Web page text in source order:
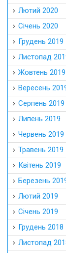
Лютий 2020
Січень 2020
Грудень 2019
Листопад
Жовтень 2019
Вересень
Серпень 2019
Липень 2019
Червень 2019
Травень 2019
Квітень 2019
Березень
Лютий 2019
Січень 2019
Грудень 2018
Листопад